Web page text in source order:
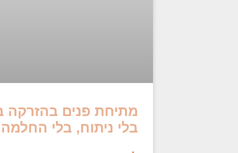
מתיחת פנים בהזרקה
בלי ניתוח, בלי